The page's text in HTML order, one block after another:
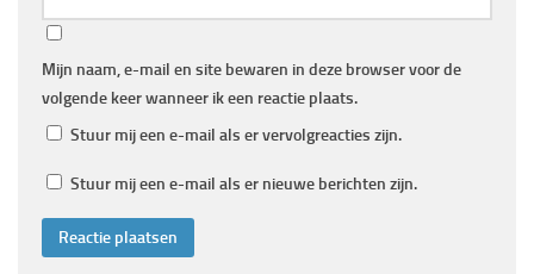
Mijn naam, e-mail en site bewaren in deze browser voor de
volgende keer wanneer ik een reactie plaats.
Stuur mij een e-mail als er vervolgreacties zijn.
Stuur mij een e-mail als er nieuwe berichten zijn.